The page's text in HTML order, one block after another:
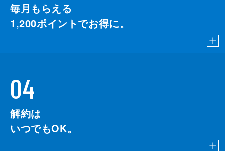
毎月もらえる
1,200ポイントでお得に。
04
解約は
いつでもOK。